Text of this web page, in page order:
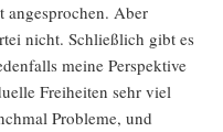
ange­spro­chen. Aber
nicht. Schließ­lich gibt es
mei­ne Per­spek­ti­ve
Frei­hei­ten sehr viel
Pro­ble­me, und